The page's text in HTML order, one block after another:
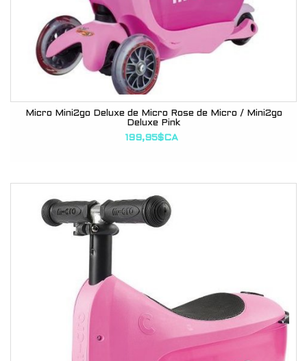
Micro Mini2go Deluxe de Micro Rose de Micro / Mini2go
Deluxe Pink
199,95$CA